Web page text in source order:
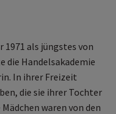
1971 als jüngstes von
die Handelsakademie
In ihrer Freizeit
die sie ihrer Tochter
waren von den